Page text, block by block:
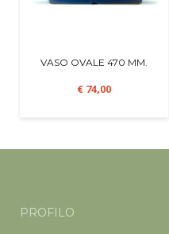
VASO OVALE 470 MM.
€ 74,00
PROFILO